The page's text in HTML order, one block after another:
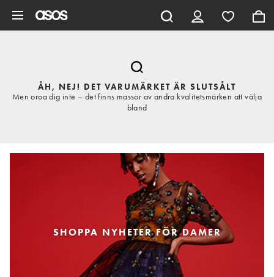
ÅH, NEJ! DET VARUMÄRKET ÄR SLUTSÅLT
Men oroa dig inte – det finns massor av andra kvalitetsmärken att välja
bland
SHOPPA NYHETER FÖR DAMER